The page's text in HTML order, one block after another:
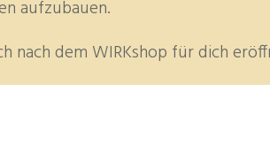
aufzubauen.
nach dem WIRKshop für dich